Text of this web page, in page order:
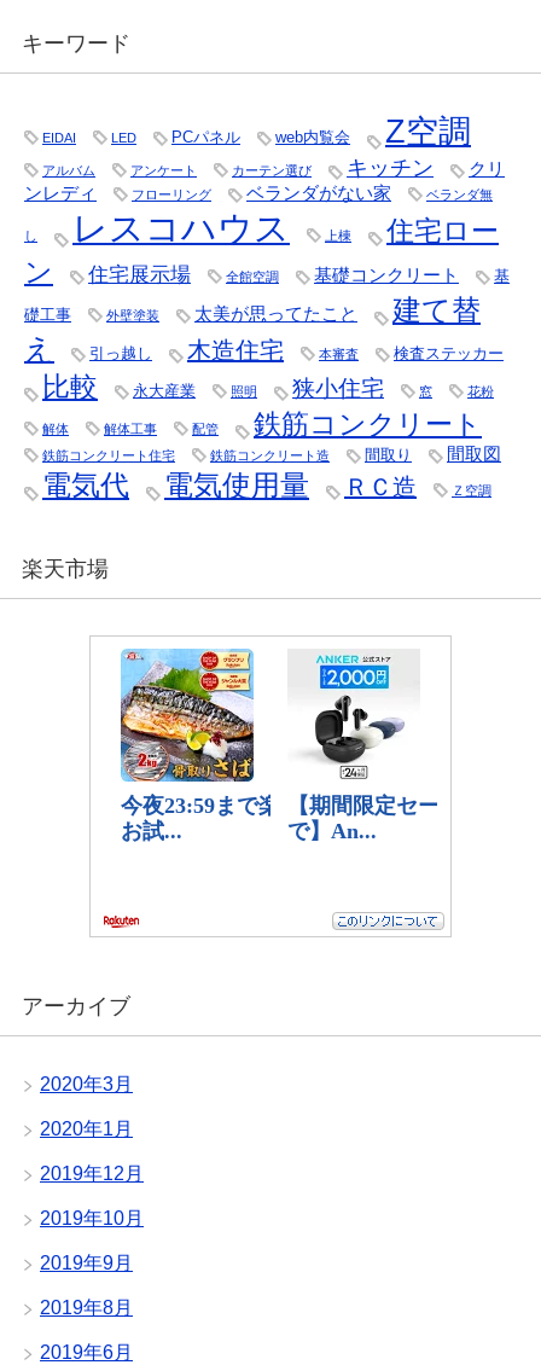
キーワード
EIDAI LED PCパネル web内覧会 Z空調
アルバム アンケート カーテン選び キッチン
クリ
ンレディ
フローリング ベランダがない家 ベランダ無
し レスコハウス 上棟
住宅ロー
ン
住宅展示場 全館空調 基礎コンクリート 基
礎工事 外壁塗装 太美が思ってたこと
建て替
え
引っ越し 木造住宅 本審査 検査ステッカー
比較 永大産業 照明 狭小住宅 窓 花粉
解体 解体工事 配管 鉄筋コンクリート
鉄筋コンクリート住宅 鉄筋コンクリート造 間取り 間取図
電気代 電気使用量 ＲＣ造 Ｚ空調
楽天市場
アーカイブ
2020年3月
2020年1月
2019年12月
2019年10月
2019年9月
2019年8月
2019年6月